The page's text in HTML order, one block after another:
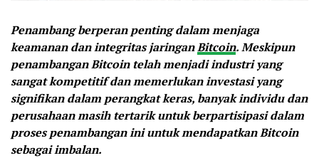
Penambang berperan penting dalam menjaga
keamanan dan integritas jaringanBitcoin. Meskipun
penambangan Bitcoin telah menjadi industri yang
sangat kompetitif dan memerlukan investasi yang
signifikan dalam perangkat keras, banyak individu dan
perusahaan masih tertarik untuk berpartisipasi dalam
proses penambangan ini untuk mendapatkan Bitcoin
sebagai imbalan.